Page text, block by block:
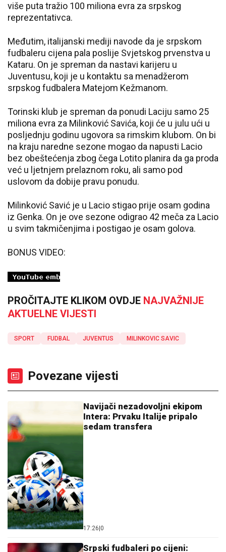
više puta tražio 100 miliona evra za srpskog
reprezentativca.
Međutim, italijanski mediji navode da je srpskom
fudbaleru cijena pala poslije Svjetskog prvenstva u
Kataru. On je spreman da nastavi karijeru u
Juventusu, koji je u kontaktu sa menadžerom
srpskog fudbalera Matejom Kežmanom.
Torinski klub je spreman da ponudi Laciju samo 25
miliona evra za Milinković Savića, koji će u julu ući u
posljednju godinu ugovora sa rimskim klubom. On bi
na kraju naredne sezone mogao da napusti Lacio
bez obeštećenja zbog čega Lotito planira da ga proda
već u ljetnjem prelaznom roku, ali samo pod
uslovom da dobije pravu ponudu.
Milinković Savić je u Lacio stigao prije osam godina
iz Genka. On je ove sezone odigrao 42 meča za Lacio
u svim takmičenjima i postigao je osam golova.
BONUS VIDEO:
PROČITAJTE KLIKOM OVDJE NAJVAŽNIJE
AKTUELNE VIJESTI
SPORT FUDBAL JUVENTUS MILINKOVIC SAVIC
Povezane vijesti
Navijači nezadovoljni ekipom
Intera: Prvaku Italije pripalo
sedam transfera
17:26 0
Srpski fudbaleri po cijeni: